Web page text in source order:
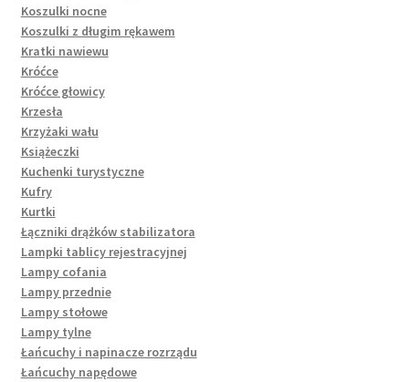
Koszulki nocne
Koszulki z długim rękawem
Kratki nawiewu
Króćce
Króćce głowicy
Krzesła
Krzyżaki wału
Książeczki
Kuchenki turystyczne
Kufry
Kurtki
Łączniki drążków stabilizatora
Lampki tablicy rejestracyjnej
Lampy cofania
Lampy przednie
Lampy stołowe
Lampy tylne
Łańcuchy i napinacze rozrządu
Łańcuchy napędowe